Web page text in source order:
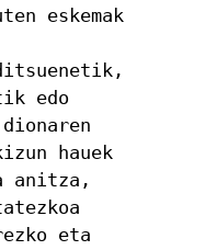
eskemak
edo
hauek
anitza,
eta